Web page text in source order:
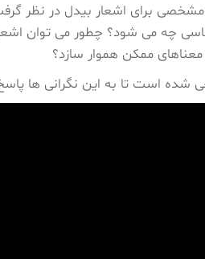
برای اشعار بیدل در نظر
چه می شود؟ چطور می توان
معناهای ممکن هموار سازد؟
شده است تا به این نگرانی ها